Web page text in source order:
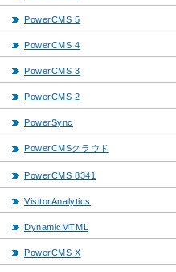
PowerCMS 5
PowerCMS 4
PowerCMS 3
PowerCMS 2
PowerSync
PowerCMSクラウド
PowerCMS 8341
VisitorAnalytics
DynamicMTML
PowerCMS X